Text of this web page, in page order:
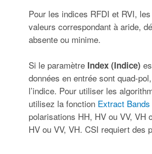
Pour les indices RFDI et RVI,
valeurs correspondant à aride,
absente ou minime.
Si le paramètre Index (Indice)
données en entrée sont quad-
l’indice. Pour utiliser les
utilisez la fonction Extract
polarisations HH, HV ou VV, VH
HV ou VV, VH. CSI requiert des